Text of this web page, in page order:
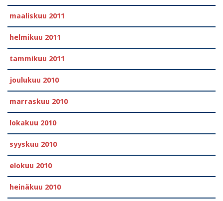
maaliskuu 2011
helmikuu 2011
tammikuu 2011
joulukuu 2010
marraskuu 2010
lokakuu 2010
syyskuu 2010
elokuu 2010
heinäkuu 2010